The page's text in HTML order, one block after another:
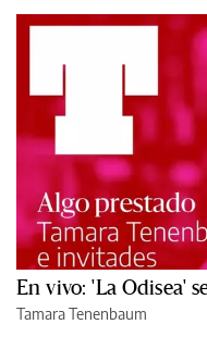
En vivo: 'La Odisea'
Tamara Tenenbaum